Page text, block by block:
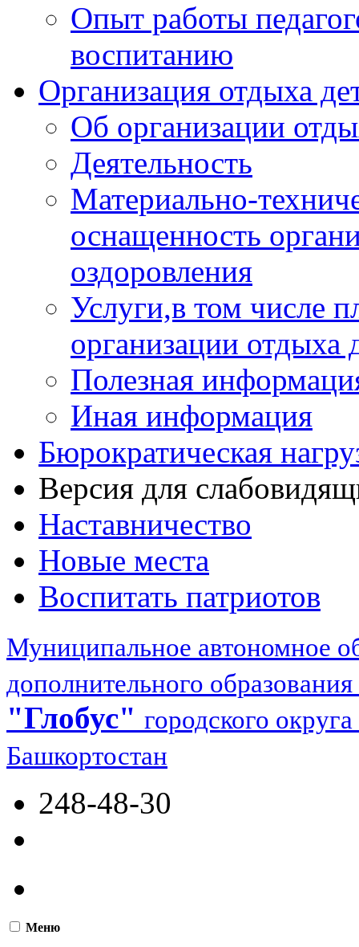
Опыт работы
воспитанию
Организация отдыха
Об организации
Деятельность
Материально-
оснащенность
оздоровления
Услуги,в том числе
организации отдыха
Полезная
Иная информация
Бюрократическая
Версия для
Наставничество
Новые места
Воспитать патриотов
Муниципальное автономное
дополнительного образования
"Глобус" городского
Башкортостан
248-48-30
Меню